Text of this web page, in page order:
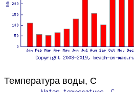
Температура воды, C